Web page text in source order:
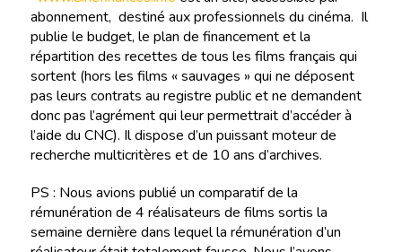
abonnement, destiné aux professionnels du cinéma. Il
publie le budget, le plan de financement et la
répartition des recettes de tous les films français qui
sortent (hors les films « sauvages » qui ne déposent
pas leurs contrats au registre public et ne demandent
donc pas l’agrément qui leur permettrait d’accéder à
l’aide du CNC). Il dispose d’un puissant moteur de
recherche multicritères et de 10 ans d’archives.
PS : Nous avions publié un comparatif de la
rémunération de 4 réalisateurs de films sortis la
semaine dernière dans lequel la rémunération d’un